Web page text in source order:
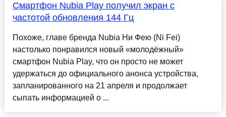
Смартфон Nubia Play получил экран с
частотой обновления 144 Гц
Похоже, главе бренда Nubia Ни Фею (Ni Fei)
настолько понравился новый «молодёжный»
смартфон Nubia Play, что он просто не может
удержаться до официального анонса устройства,
запланированного на 21 апреля и продолжает
сыпать информацией о ...